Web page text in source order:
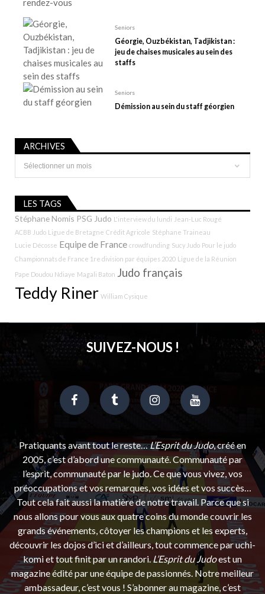
Seniors
Géorgie, Ouzbékistan, Tadjikistan :
jeu de chaises musicales au sein des
staffs
Seniors
Démission au sein du staff géorgien
ARCHIVES
Archives
LES TAGS
Stéphane Nomis PSG Judo L'interview du lundi Jean-Luc Rougé
ACBB Judo Ligue de Bretagne Crédit Agricole Stéphane Traineau
Lucie Décosse Equipe de France crowdfunding Sucy Judo Pour le judo
Championnats de France 1re division par équipes 2020 Ligue de la Réunion
Pape Doudou Ndiaye Magali Baton Judo français
Teddy Riner William Cysique
SUIVEZ-NOUS !
Pratiquants avant tout le reste…L’Esprit du Judo, créé en
2005, c’est d’abord une communauté. Communauté par
l’esprit, communauté par le judo. Ce que vous vivez, vos
préoccupations et vos remarques, vos idées et vos succès…
Tout cela fait aussi la matière de notre travail. Parce que si
nous allons pour vous aux quatre coins du monde couvrir les
grands événements, côtoyer les champions et les experts,
découvrir les dojos d’ici et d’ailleurs, tout commence par uchi-
komi et tout finit par un randori.L’Esprit du Judoest un
magazine édité par une équipe de passionnés. Notre meilleur
ambassadeur, c’est vous ! S’abonner au magazine, c’est